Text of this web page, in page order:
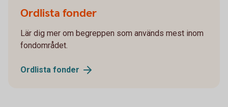
Ordlista fonder
Lär dig mer om begreppen som används mest inom
fondområdet.
Ordlista fonder